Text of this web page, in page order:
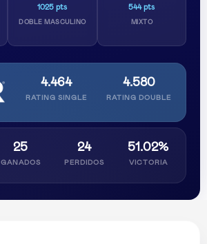
1025 pts
DOBLE MASCULINO
544 pts
MIXTO
4.464
RATING SINGLE
4.580
RATING DOUBLE
25
GANADOS
24
PERDIDOS
51.02%
VICTORIA